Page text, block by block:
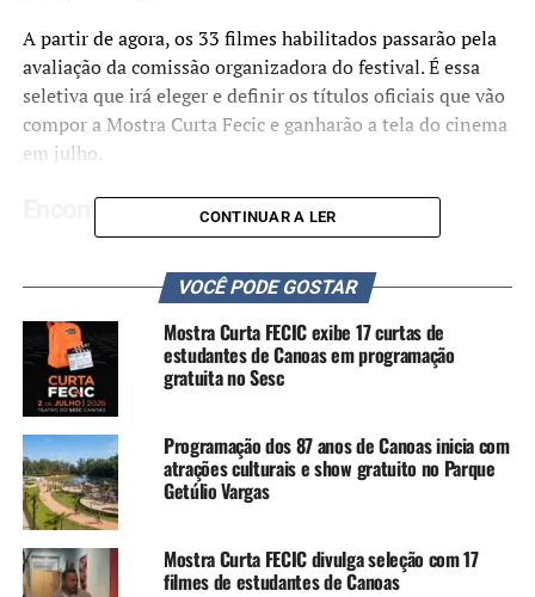
A partir de agora, os 33 filmes habilitados passarão pela
avaliação da comissão organizadora do festival. É essa
seletiva que irá eleger e definir os títulos oficiais que vão
compor a Mostra Curta Fecic e ganharão a tela do cinema
em julho.
Encontros Curta Fecic
Curta Fecic, maratona itinerante que percorre as escolas
municipais desde a primeira edição do Fecic.
Coordenadas pelo ator Angelo Sérgio e pelo diretor geral
do Fecic, Alexandre Derlam, as atividades promovem
exibições de filmes e debates com turmas do Ensino
criação audiovisual diretamente nas salas de aula. Até
julho, estão previstos mais 3 encontros nas escolas da
rede municipal.
Programação do Curta Fecic
CONTINUAR A LER
VOCÊ PODE GOSTAR
Mostra Curta FECIC exibe 17 curtas de
estudantes de Canoas em programação
gratuita no Sesc
Programação dos 87 anos de Canoas inicia com
atrações culturais e show gratuito no Parque
Getúlio Vargas
Mostra Curta FECIC divulga seleção com 17
filmes de estudantes de Canoas